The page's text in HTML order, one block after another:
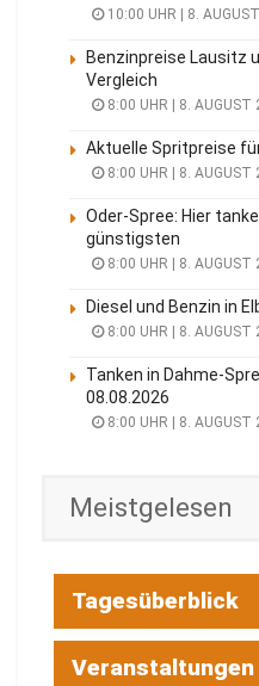
10:00 UHR | 8.
Benzinpreise Lausitz
Vergleich
8:00 UHR | 8. AUGUST
Aktuelle Spritpreise
8:00 UHR | 8. AUGUST
Oder-Spree: Hier
günstigsten
8:00 UHR | 8. AUGUST
Diesel und Benzin in
8:00 UHR | 8. AUGUST
Tanken in Dahme-
08.08.2026
8:00 UHR | 8. AUGUST
Meistgelesen
Tagesüberblick
Veranstaltungen